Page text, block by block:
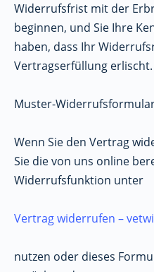
Widerrufsfrist mit der
beginnen, und Sie Ihre
haben, dass Ihr
Vertragserfüllung erlischt.
Muster-
Wenn Sie den Vertrag
Sie die von uns online
Widerrufsfunktion unter
Vertrag widerrufen –
nutzen oder dieses